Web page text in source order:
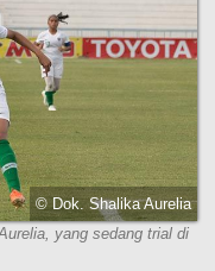
© Dok. Shalika Aurelia
yang sedang trial di